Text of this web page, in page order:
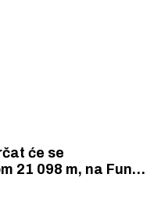
će se
21 098 m, na Fun